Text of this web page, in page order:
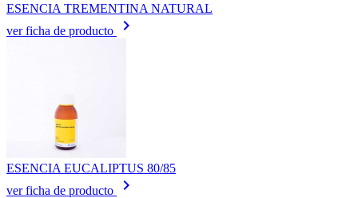
ESENCIA TREMENTINA NATURAL
ver ficha de producto
keyboard_arrow_right
ESENCIA EUCALIPTUS 80/85
ver ficha de producto
keyboard_arrow_right